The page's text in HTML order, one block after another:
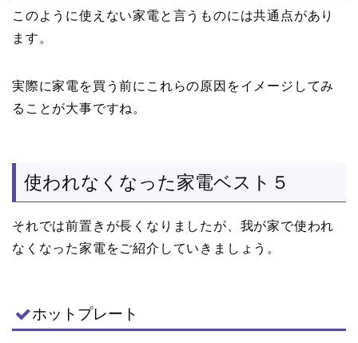
このように使えない家電と言うものには共通点があり
ます。
実際に家電を買う前にこれらの原因をイメージしてみ
ることが大事ですね。
使われなくなった家電ベスト５
それでは前置きが長くなりましたが、我が家で使われ
なくなった家電をご紹介していきましょう。
ホットプレート